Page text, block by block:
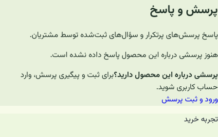
پرسش و پاسخ
پاسخ پرسش‌های پرتکرار و سؤال‌های ثبت‌شده توسط مشتریان.
هنوز پرسشی درباره این محصول پاسخ داده نشده است.
پرسشی درباره این محصول دارید؟برای ثبت و پیگیری پرسش، وارد
حساب کاربری شوید.
ورود و ثبت پرسش
تجربه خرید